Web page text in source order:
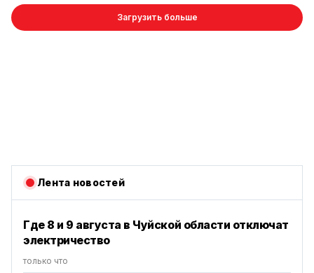
Загрузить больше
Лента новостей
Где 8 и 9 августа в Чуйской области отключат
электричество
только что